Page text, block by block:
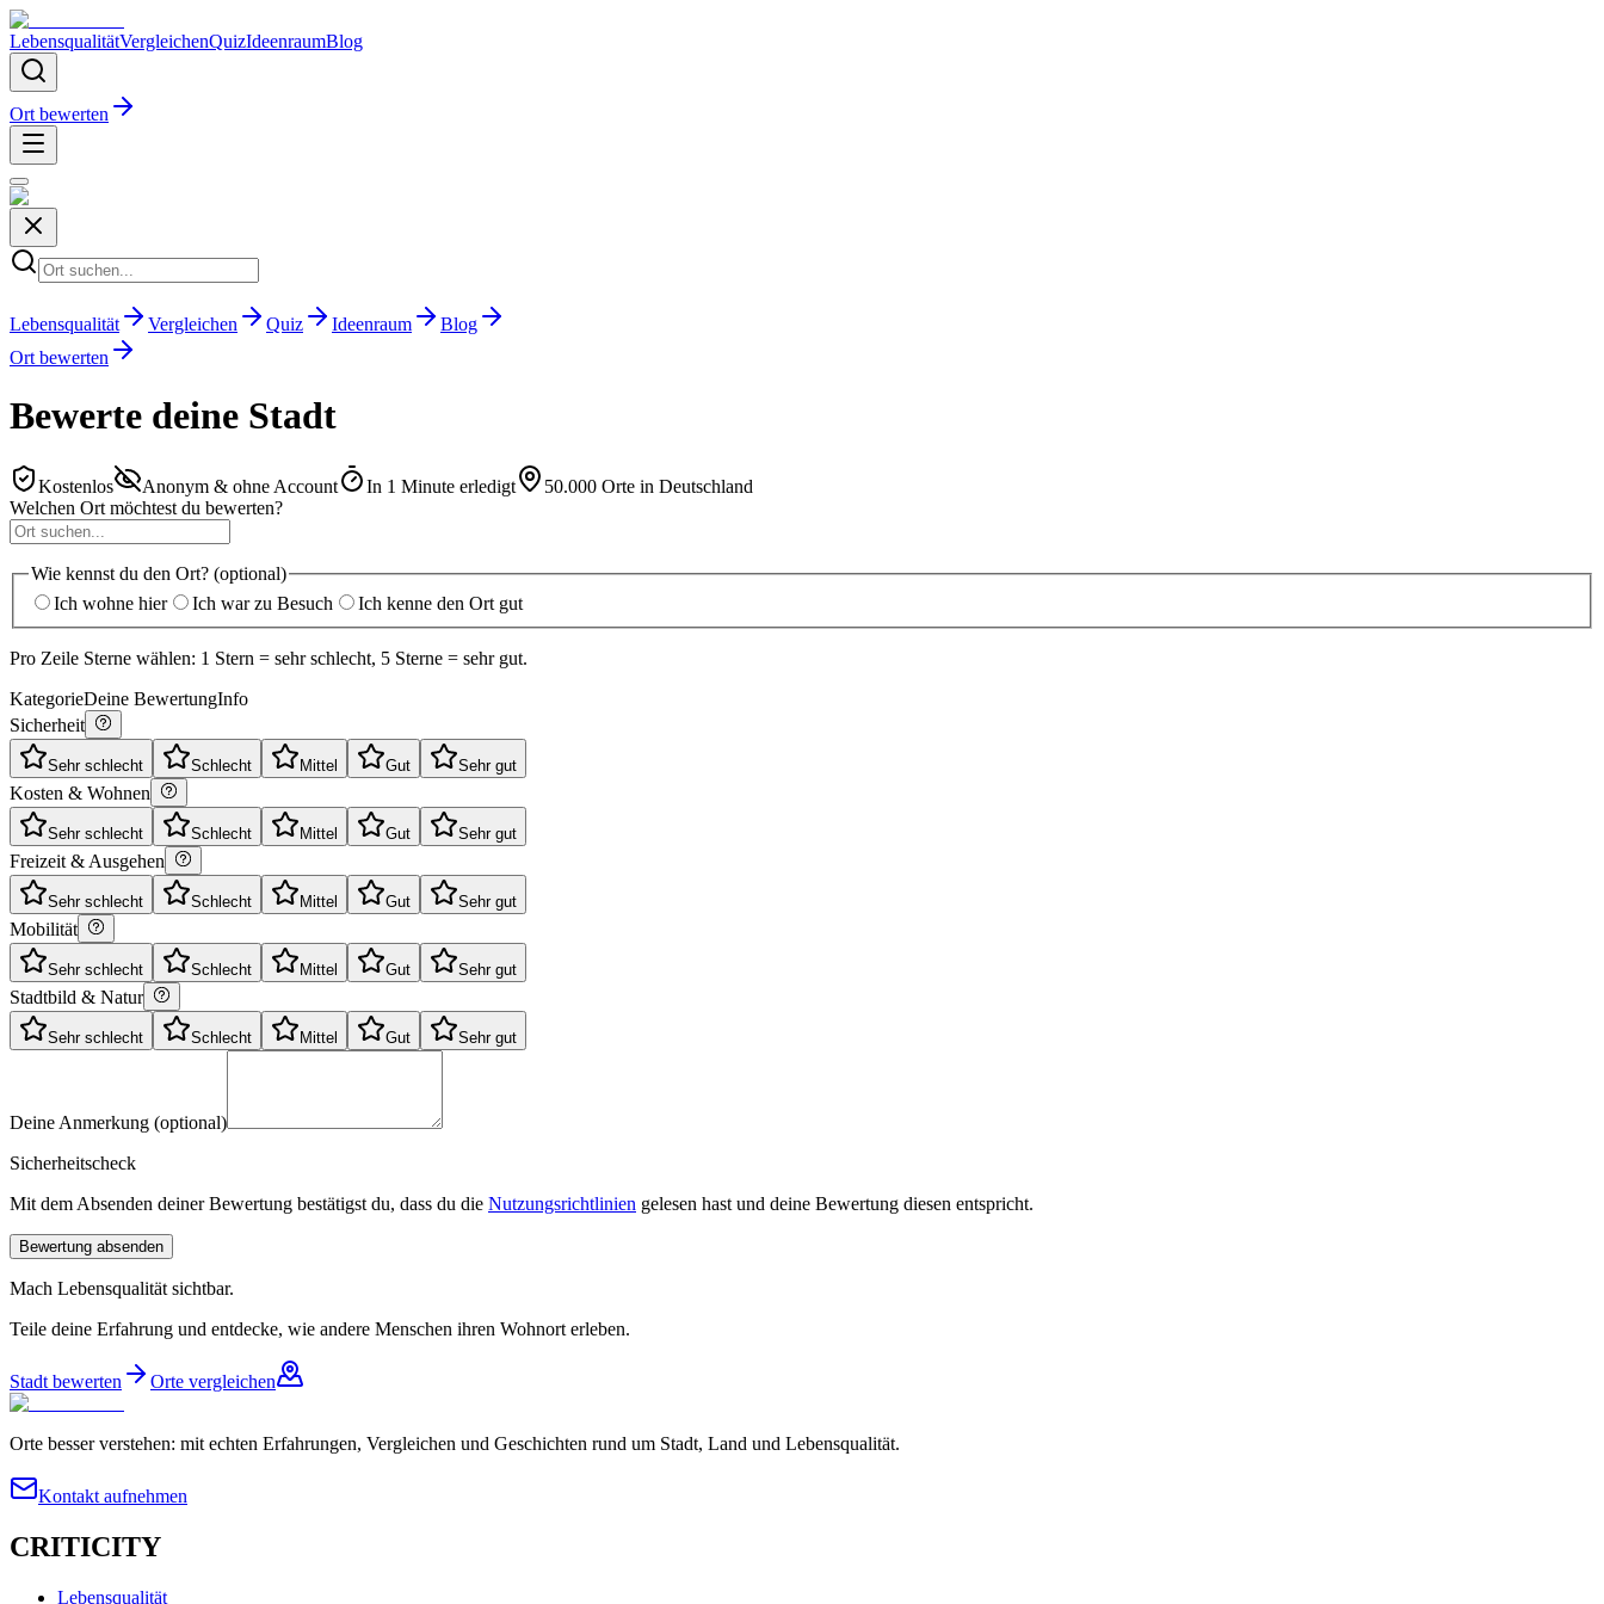
LebensqualitätVergleichenQuizIdeenraumBlog
Ort bewerten
Lebensqualität Vergleichen Quiz Ideenraum
Blog
Ort bewerten
Bewerte deine Stadt
Kostenlos Anonym & ohne Account In 1 Minute erledigt
50.000 Orte in Deutschland
Welchen Ort möchtest du bewerten?
Wie kennst du den Ort? (optional)
Ich wohne hier
Ich war zu Besuch Ich kenne den Ort gut
Pro Zeile Sterne wählen: 1 Stern = sehr schlecht, 5 Sterne = sehr gut.
KategorieDeine BewertungInfo
Sicherheit
Sehr schlecht Schlecht Mittel Gut Sehr gut
Kosten & Wohnen
Sehr schlecht Schlecht Mittel Gut Sehr gut
Freizeit & Ausgehen
Sehr schlecht Schlecht Mittel Gut Sehr gut
Mobilität
Sehr schlecht Schlecht Mittel Gut Sehr gut
Stadtbild & Natur
Sehr schlecht Schlecht Mittel Gut Sehr gut
Deine Anmerkung (optional)
Sicherheitscheck
Mit dem Absenden deiner Bewertung bestätigst du, dass du die Nutzungsrichtlinien gelesen hast und deine Bewertung diesen entspricht.
Bewertung absenden
Mach Lebensqualität sichtbar.
Teile deine Erfahrung und entdecke, wie andere Menschen ihren Wohnort erleben.
Stadt bewerten Orte vergleichen
Orte besser verstehen: mit echten Erfahrungen, Vergleichen und Geschichten rund um Stadt, Land und Lebensqualität.
Kontakt aufnehmen
CRITICITY
Lebensqualität